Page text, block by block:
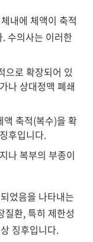
내에 체액이 축적
수의사는 이러한
으로 확장되어 있
나 상대정맥 폐쇄
축적(복수)을 확
후입니다.
나 복부의 부종이
었음을 나타내는
질환, 특히 제한성
징후입니다.